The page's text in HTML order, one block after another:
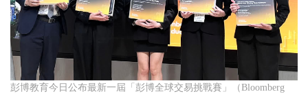
彭博教育今日公布最新一屆「彭博全球交易挑戰賽」（Bloomberg